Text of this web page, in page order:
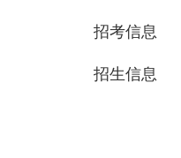
招考信息
招生信息